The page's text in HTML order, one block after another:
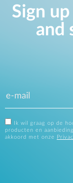
Sign
and
Ik wil graag op de
producten en
akkoord met onze